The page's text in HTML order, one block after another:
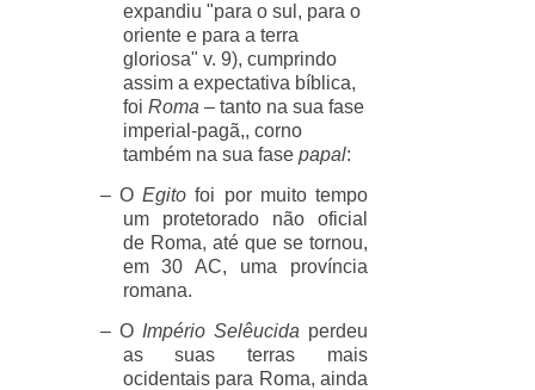
expandiu "para o sul, para o
oriente e para a terra
gloriosa" v. 9), cumprindo
assim a expectativa bíblica,
foi Roma – tanto na sua fase
imperial-pagã,, corno
também na sua fase papal:
– OEgito foi por muito tempo
um protetorado não oficial
de Roma, até que se tornou,
em 30 AC, uma província
romana.
– O Império Selêucida perdeu
as suas terras mais
ocidentais para Roma, ainda